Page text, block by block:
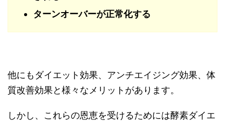
ターンオーバーが正常化する
他にもダイエット効果、アンチエイジング効果、体
質改善効果と様々なメリットがあります。
しかし、これらの恩恵を受けるためには酵素ダイエ